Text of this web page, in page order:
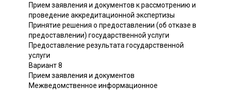
Прием заявления и документов к рассмотрению и
проведение аккредитационной экспертизы
Принятие решения о предоставлении (об отказе в
предоставлении) государственной услуги
Предоставление результата государственной
услуги
Вариант 8
Прием заявления и документов
Межведомственное информационное